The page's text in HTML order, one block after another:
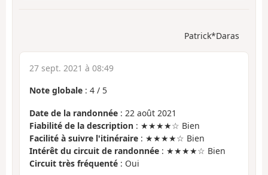
Patrick*Daras
27 sept. 2021 à 08:49
Note globale : 4 / 5
Date de la randonnée : 22 août 2021
Fiabilité de la description : ★★★★☆ Bien
Facilité à suivre l'itinéraire : ★★★★☆ Bien
Intérêt du circuit de randonnée : ★★★★☆ Bien
Circuit très fréquenté : Oui